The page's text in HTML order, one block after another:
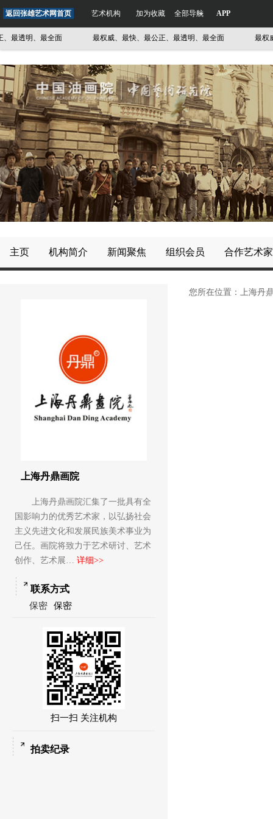
返回张雄艺术网首页 艺术机构 加为收藏 全部导航 APP
透明、最全面 最权威、最快、最公正、最透明、最全面 最权威
主页 机构简介 新闻聚焦 组织会员 合作艺术家
上海丹鼎画院
上海丹鼎画院汇集了一批具有全
国影响力的优秀艺术家，以弘扬社会
主义先进文化和发展民族美术事业为
己任。画院将致力于艺术研讨、艺术
创作、艺术展… 详细>>
联系方式
保密 保密
扫一扫 关注机构
拍卖纪录
您所在位置： 上海丹